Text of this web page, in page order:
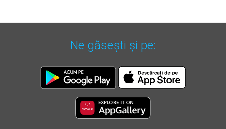
Ne găsești și pe: